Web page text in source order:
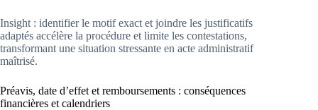
Insight : identifier le motif exact et joindre les justificatifs
adaptés accélère la procédure et limite les contestations,
transformant une situation stressante en acte administratif
maîtrisé.
Préavis, date d’effet et remboursements : conséquences
financières et calendriers